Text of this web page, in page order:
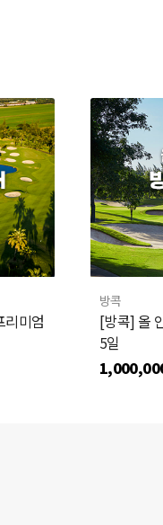
리미엄
방콕
[방콕] 올
5일